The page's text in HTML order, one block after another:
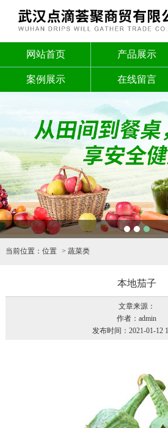
网站首页 产品展示
案例展示 在线留言
1 2
3
当前位置： 位置 蔬菜类
本地茄子
文章来源：
作者：admin
发布时间：2021-01-12